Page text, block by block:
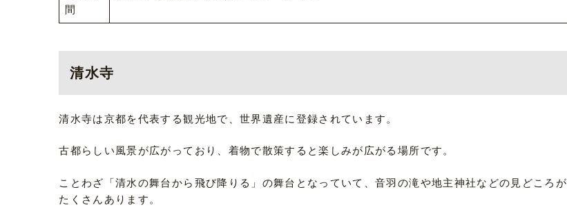
間
清水寺
清水寺は京都を代表する観光地で、世界遺産に登録されています。
古都らしい風景が広がっており、着物で散策すると楽しみが広がる場所です。
ことわざ「清水の舞台から飛び降りる」の舞台となっていて、音羽の滝や地主神社などの見どころが
たくさんあります。